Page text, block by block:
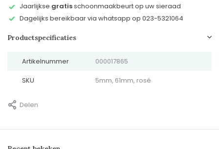
Jaarlijkse gratisschoonmaakbeurt op uw sieraad
Dagelijks bereikbaar via whatsapp op 023-5321064
Productspecificaties
Artikelnummer 000017865
SKU 5mm, 61mm, rosé
Delen